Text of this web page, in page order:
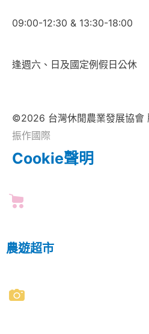
09:00-12:30 & 13:30-18:00
逢週六、日及國定例假日公休
©2026 台灣休閒農業發展協會
振作國際
Cookie聲明
農遊超市